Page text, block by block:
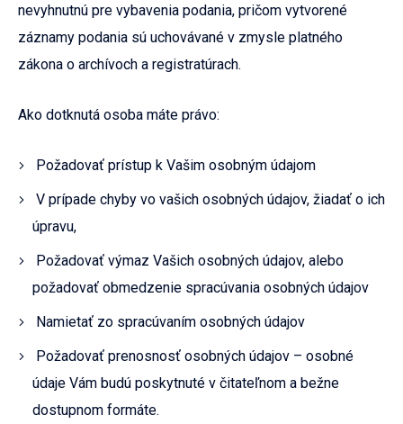
nevyhnutnú pre vybavenia podania, pričom vytvorené
záznamy podania sú uchovávané v zmysle platného
zákona o archívoch a registratúrach.
Ako dotknutá osoba máte právo:
Požadovať prístup k Vašim osobným údajom
V prípade chyby vo vašich osobných údajov, žiadať o ich
úpravu,
Požadovať výmaz Vašich osobných údajov, alebo
požadovať obmedzenie spracúvania osobných údajov
Namietať zo spracúvaním osobných údajov
Požadovať prenosnosť osobných údajov – osobné
údaje Vám budú poskytnuté v čitateľnom a bežne
dostupnom formáte.